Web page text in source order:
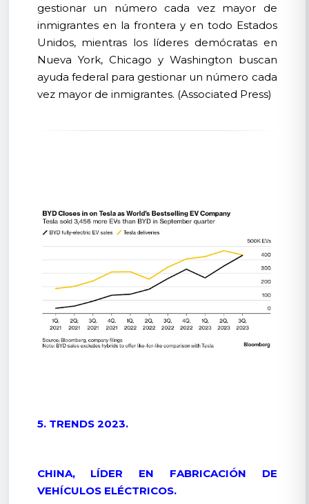
gestionar un número cada vez mayor de
inmigrantes en la frontera y en todo Estados
Unidos, mientras los líderes demócratas en
Nueva York, Chicago y Washington buscan
ayuda federal para gestionar un número cada
vez mayor de inmigrantes. (Associated Press)
5. TRENDS 2023.
CHINA, LÍDER EN FABRICACIÓN DE
VEHÍCULOS ELÉCTRICOS.